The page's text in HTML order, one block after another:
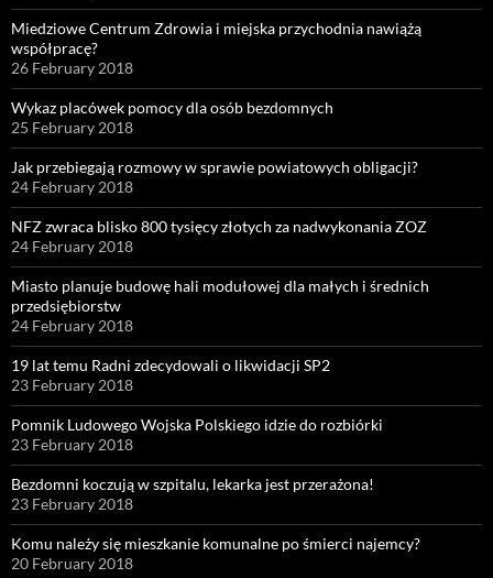
Miedziowe Centrum Zdrowia i miejska przychodnia nawiążą
współpracę?
26 February 2018
Wykaz placówek pomocy dla osób bezdomnych
25 February 2018
Jak przebiegają rozmowy w sprawie powiatowych obligacji?
24 February 2018
NFZ zwraca blisko 800 tysięcy złotych za nadwykonania ZOZ
24 February 2018
Miasto planuje budowę hali modułowej dla małych i średnich
przedsiębiorstw
24 February 2018
19 lat temu Radni zdecydowali o likwidacji SP2
23 February 2018
Pomnik Ludowego Wojska Polskiego idzie do rozbiórki
23 February 2018
Bezdomni koczują w szpitalu, lekarka jest przerażona!
23 February 2018
Komu należy się mieszkanie komunalne po śmierci najemcy?
20 February 2018